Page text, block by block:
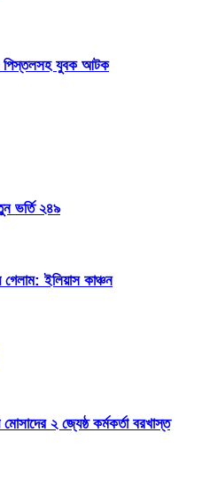
পিস্তলসহ যুবক আটক
ভর্তি ২৪৯
ইলিয়াস কাঞ্চন
২ জ্যেষ্ঠ কর্মকর্তা বরখাস্ত